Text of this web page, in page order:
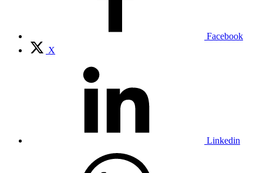
Facebook
X
Linkedin